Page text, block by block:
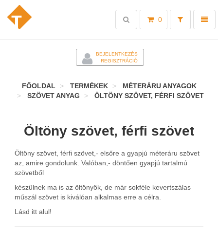
Toggle
0
Toggle
search
BEJELENTKEZÉS
REGISZTRÁCIÓ
FŐOLDAL TERMÉKEK
MÉTERÁRU ANYAGOK
SZÖVET ANYAG
ÖLTÖNY SZÖVET, FÉRFI SZÖVET
Öltöny szövet, férfi szövet
Öltöny szövet, férfi szövet,- elsőre a gyapjú méteráru szövet
az, amire gondolunk. Valóban,- döntően gyapjú tartalmú
szövetből
készülnek ma is az öltönyök, de már sokféle kevertszálas
műszál szövet is kiválóan alkalmas erre a célra.
Lásd itt alul!